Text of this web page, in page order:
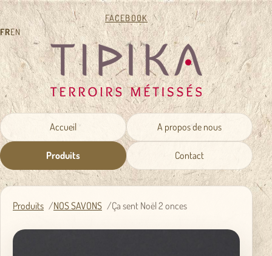
FACEBOOK
FREN
Accueil A propos de nous
Produits Contact
Produits NOS SAVONS Ça sent Noël 2 onces